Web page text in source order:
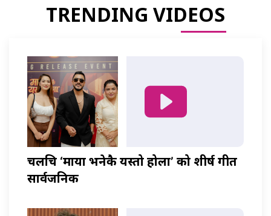
TRENDING VIDEOS
चलचित्र ‘माया भनेकै यस्तो होला’ को शीर्ष गीत
सार्वजनिक